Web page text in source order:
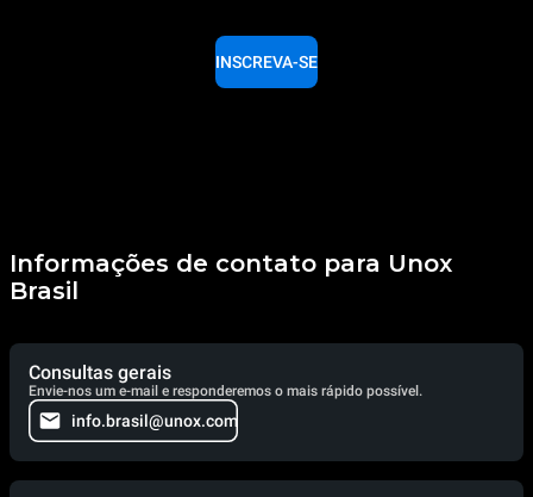
INSCREVA-SE
Informações de contato para Unox
Brasil
Consultas gerais
Envie-nos um e-mail e responderemos o mais rápido possível.
info.brasil@unox.com